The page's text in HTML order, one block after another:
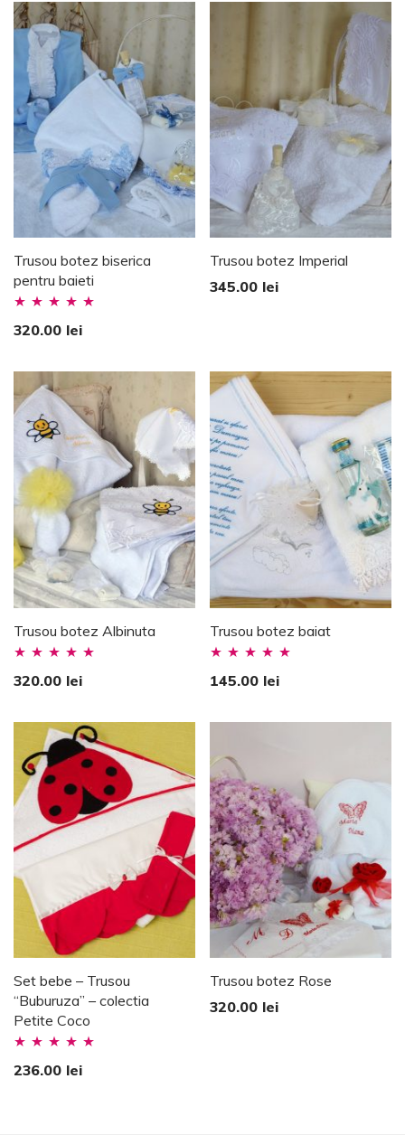
Trusou botez biserica
pentru baieti
Evaluat la
5
320.00 lei
Trusou botez Imperial
345.00 lei
Trusou botez Albinuta
Evaluat la
5
320.00 lei
Trusou botez baiat
Evaluat la
5
145.00 lei
Set bebe – Trusou
“Buburuza” – colectia
Petite Coco
Evaluat la
236.00 lei
Trusou botez Rose
320.00 lei